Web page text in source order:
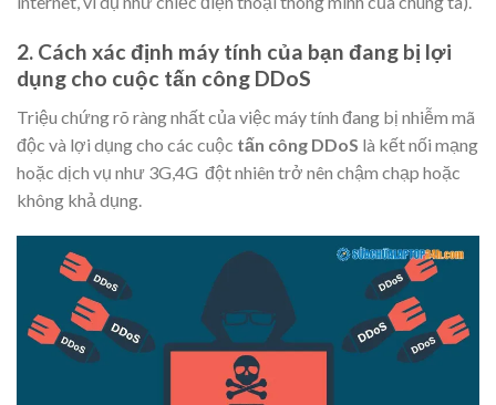
2. Cách xác định máy tính của bạn đang bị lợi
dụng cho cuộc tấn công DDoS
Triệu chứng rõ ràng nhất của việc máy tính đang bị nhiễm mã
độc và lợi dụng cho các cuộc tấn công DDoS là kết nối mạng
hoặc dịch vụ như 3G,4G đột nhiên trở nên chậm chạp hoặc
không khả dụng.